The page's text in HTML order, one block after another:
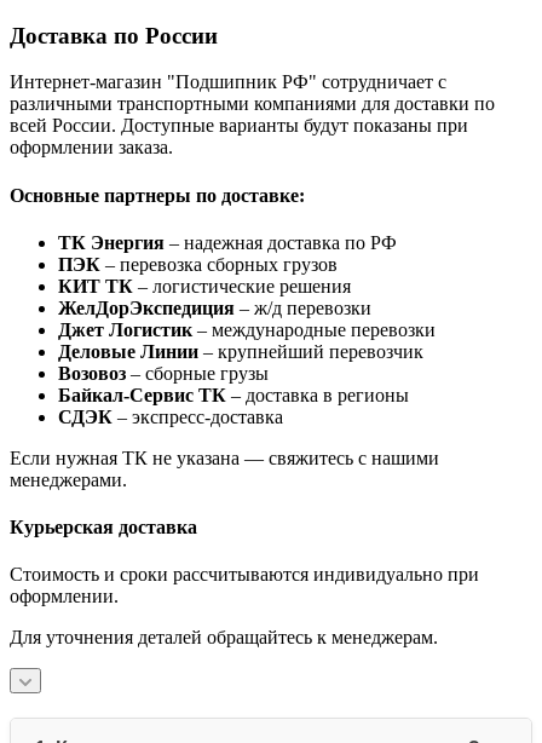
Доставка по России
Интернет-магазин "Подшипник РФ" сотрудничает с
различными транспортными компаниями для доставки по
всей России. Доступные варианты будут показаны при
оформлении заказа.
Основные партнеры по доставке:
ТК Энергия – надежная доставка по РФ
ПЭК – перевозка сборных грузов
КИТ ТК – логистические решения
ЖелДорЭкспедиция – ж/д перевозки
Джет Логистик – международные перевозки
Деловые Линии – крупнейший перевозчик
Возовоз – сборные грузы
Байкал-Сервис ТК – доставка в регионы
СДЭК – экспресс-доставка
Если нужная ТК не указана — свяжитесь с нашими
менеджерами.
Курьерская доставка
Стоимость и сроки рассчитываются индивидуально при
оформлении.
Для уточнения деталей обращайтесь к менеджерам.